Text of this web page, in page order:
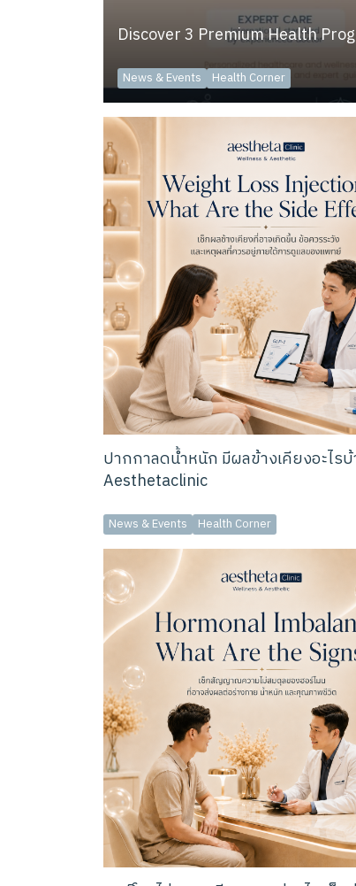
Discover 3 Premium Health
News & Events Health Corner
ปากกาลดน้ำหนัก มีผลข้างเคียงอะไรบ้
Aesthetaclinic
News & Events Health Corner